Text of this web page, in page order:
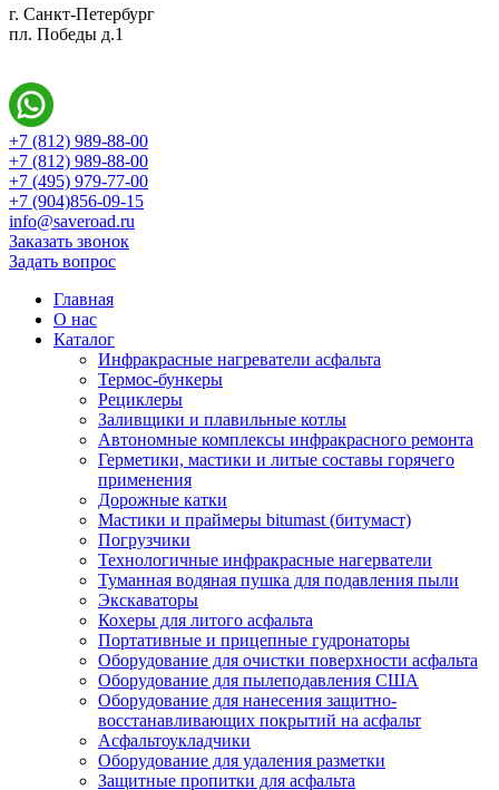
г. Санкт-Петербург
пл. Победы д.1
+7 (812) 989-88-00
+7 (812) 989-88-00
+7 (495) 979-77-00
+7 (904)856-09-15
info@saveroad.ru
Заказать звонок
Задать вопрос
Главная
О нас
Каталог
Инфракрасные нагреватели асфальта
Термос-бункеры
Рециклеры
Заливщики и плавильные котлы
Автономные комплексы инфракрасного ремонта
Герметики, мастики и литые составы горячего
применения
Дорожные катки
Мастики и праймеры bitumast (битумаст)
Погрузчики
Технологичные инфракрасные нагерватели
Туманная водяная пушка для подавления пыли
Экскаваторы
Кохеры для литого асфальта
Портативные и прицепные гудронаторы
Оборудование для очистки поверхности асфальта
Оборудование для пылеподавления США
Оборудование для нанесения защитно-
восстанавливающих покрытий на асфальт
Асфальтоукладчики
Оборудование для удаления разметки
Защитные пропитки для асфальта